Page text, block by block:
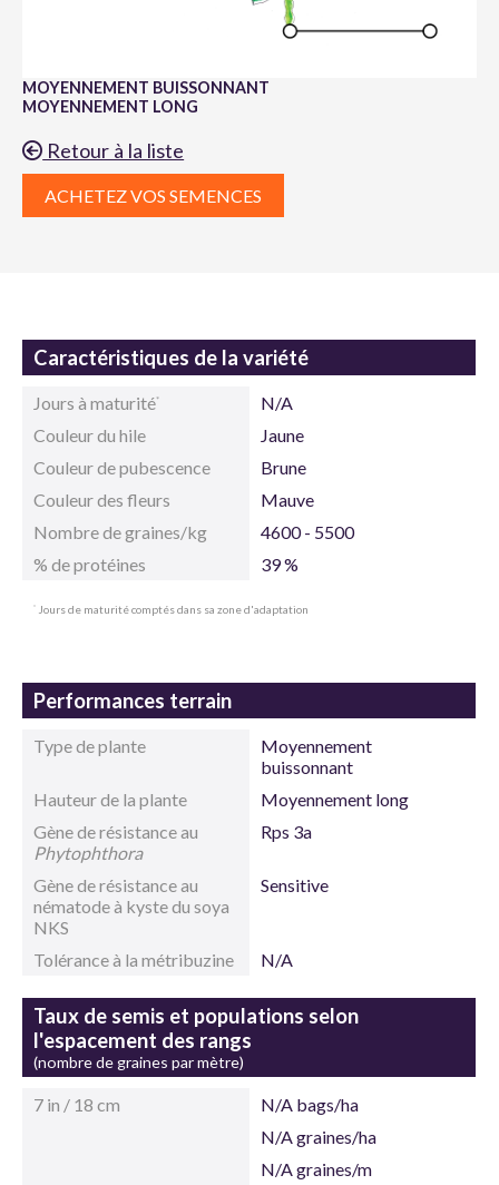
MOYENNEMENT BUISSONNANT
MOYENNEMENT LONG
Retour à la liste
ACHETEZ VOS SEMENCES
Caractéristiques de la variété
Jours à maturité*
N/A
Couleur du hile
Jaune
Couleur de pubescence
Brune
Couleur des fleurs
Mauve
Nombre de graines/kg
4600 - 5500
% de protéines
39 %
* Jours de maturité comptés dans sa zone d'adaptation
Performances terrain
Type de plante
Moyennement
buissonnant
Hauteur de la plante
Moyennement long
Gène de résistance au
Phytophthora
Rps 3a
Gène de résistance au
nématode à kyste du soya
NKS
Sensitive
Tolérance à la métribuzine N/A
Taux de semis et populations selon
l'espacement des rangs
(nombre de graines par mètre)
7 in / 18 cm
N/A bags/ha
N/A graines/ha
N/A graines/m